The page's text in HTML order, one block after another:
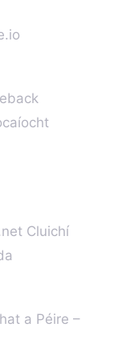
Cluichí
a Péire –